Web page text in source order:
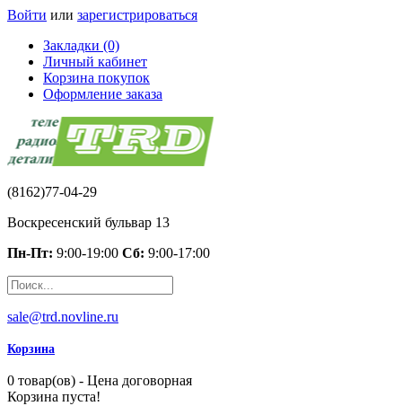
Войти или зарегистрироваться
Закладки (0)
Личный кабинет
Корзина покупок
Оформление заказа
(8162)77-04-29
Воскресенский бульвар 13
Пн-Пт: 9:00-19:00 Сб: 9:00-17:00
sale@trd.novline.ru
Корзина
0 товар(ов) - Цена договорная
Корзина пуста!